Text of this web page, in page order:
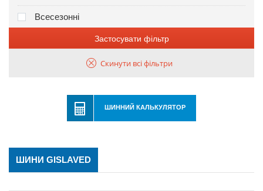
Всесезонні
Застосувати фільтр
Скинути всі фільтри
ШИННИЙ КАЛЬКУЛЯТОР
ШИНИ GISLAVED